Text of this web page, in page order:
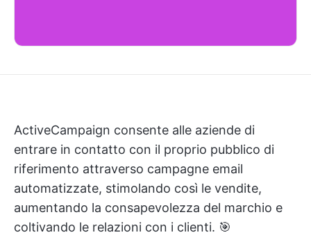
ActiveCampaign consente alle aziende di
entrare in contatto con il proprio pubblico di
riferimento attraverso campagne email
automatizzate, stimolando così le vendite,
aumentando la consapevolezza del marchio e
coltivando le relazioni con i clienti. 🎯